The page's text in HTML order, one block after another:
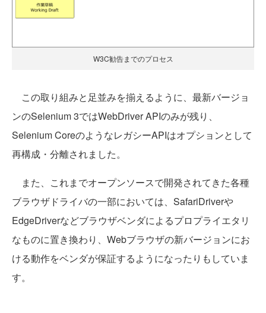
W3C勧告までのプロセス
この取り組みと足並みを揃えるように、最新バージョ
ンのSelenium 3ではWebDriver APIのみが残り、
Selenium CoreのようなレガシーAPIはオプションとして
再構成・分離されました。
また、これまでオープンソースで開発されてきた各種
ブラウザドライバの一部においては、SafariDriverや
EdgeDriverなどブラウザベンダによるプロプライエタリ
なものに置き換わり、Webブラウザの新バージョンにお
ける動作をベンダが保証するようになったりもしていま
す。